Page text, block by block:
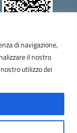
di navigazione,
il nostro
utilizzo dei
WebApp
by Designers Italia